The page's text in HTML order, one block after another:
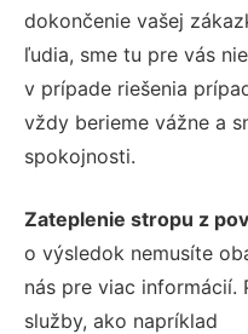
dokončenie vašej
ľudia, sme tu pre vás
v prípade riešenia
vždy berieme vážne a
spokojnosti.
Zateplenie stropu z
o výsledok nemusíte
nás pre viac informácií.
služby, ako napríklad